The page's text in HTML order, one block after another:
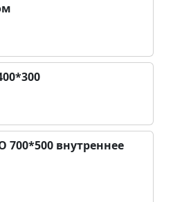
700*500 внутреннее